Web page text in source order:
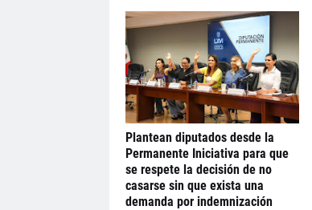
Plantean diputados desde la
Permanente Iniciativa para que
se respete la decisión de no
casarse sin que exista una
demanda por indemnización